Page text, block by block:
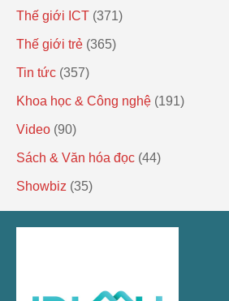
Thế giới ICT (371)
Thế giới trẻ (365)
Tin tức (357)
Khoa học & Công nghệ (191)
Video (90)
Sách & Văn hóa đọc (44)
Showbiz (35)